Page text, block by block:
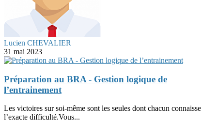
Lucien CHEVALIER
31 mai 2023
Préparation au BRA - Gestion logique de
l’entrainement
Les victoires sur soi-même sont les seules dont chacun connaisse
l’exacte difficulté.Vous...